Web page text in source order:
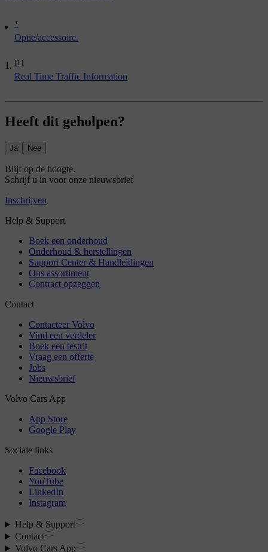
*
Optie/accessoire.
[1]
Real Time Traffic Information
Heeft dit geholpen?
Ja Nee